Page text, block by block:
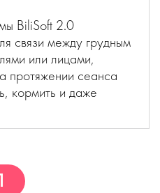
BiliSoft 2.0
связи между грудным
или лицами,
протяжении сеанса
кормить и даже